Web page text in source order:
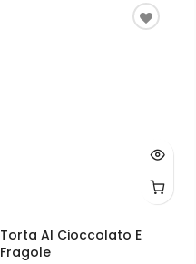
Torta Al Cioccolato E
Fragole